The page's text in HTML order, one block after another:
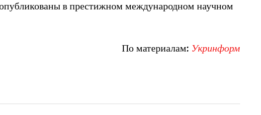
в престижном международном научном
По материалам: Укринформ